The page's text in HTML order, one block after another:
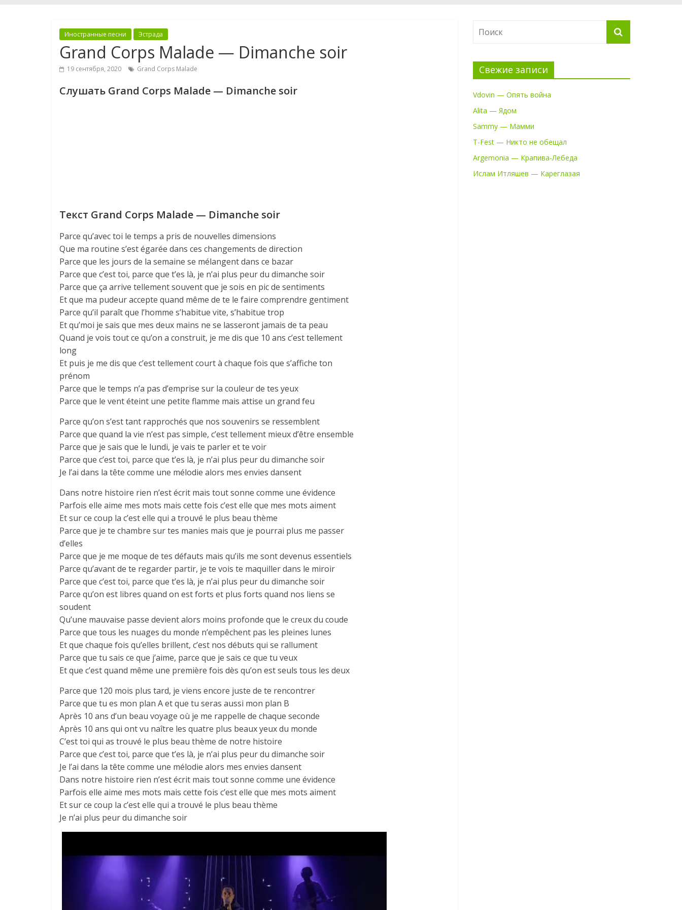
Иностранные песни Эстрада
Grand Corps Malade — Dimanche soir
19 сентября, 2020 Grand Corps Malade
Слушать Grand Corps Malade — Dimanche soir
Текст Grand Corps Malade — Dimanche soir
Parce qu’avec toi le temps a pris de nouvelles dimensions
Que ma routine s’est égarée dans ces changements de direction
Parce que les jours de la semaine se mélangent dans ce bazar
Parce que c’est toi, parce que t’es là, je n’ai plus peur du dimanche soir
Parce que ça arrive tellement souvent que je sois en pic de sentiments
Et que ma pudeur accepte quand même de te le faire comprendre gentiment
Parce qu’il paraît que l’homme s’habitue vite, s’habitue trop
Et qu’moi je sais que mes deux mains ne se lasseront jamais de ta peau
Quand je vois tout ce qu’on a construit, je me dis que 10 ans c’est tellement
long
Et puis je me dis que c’est tellement court à chaque fois que s’affiche ton
prénom
Parce que le temps n’a pas d’emprise sur la couleur de tes yeux
Parce que le vent éteint une petite flamme mais attise un grand feu
Parce qu’on s’est tant rapprochés que nos souvenirs se ressemblent
Parce que quand la vie n’est pas simple, c’est tellement mieux d’être ensemble
Parce que je sais que le lundi, je vais te parler et te voir
Parce que c’est toi, parce que t’es là, je n’ai plus peur du dimanche soir
Je l’ai dans la tête comme une mélodie alors mes envies dansent
Dans notre histoire rien n’est écrit mais tout sonne comme une évidence
Parfois elle aime mes mots mais cette fois c’est elle que mes mots aiment
Et sur ce coup la c’est elle qui a trouvé le plus beau thème
Parce que je te chambre sur tes manies mais que je pourrai plus me passer
d’elles
Parce que je me moque de tes défauts mais qu’ils me sont devenus essentiels
Parce qu’avant de te regarder partir, je te vois te maquiller dans le miroir
Parce que c’est toi, parce que t’es là, je n’ai plus peur du dimanche soir
Parce qu’on est libres quand on est forts et plus forts quand nos liens se
soudent
Qu’une mauvaise passe devient alors moins profonde que le creux du coude
Parce que tous les nuages du monde n’empêchent pas les pleines lunes
Et que chaque fois qu’elles brillent, c’est nos débuts qui se rallument
Parce que tu sais ce que j’aime, parce que je sais ce que tu veux
Et que c’est quand même une première fois dès qu’on est seuls tous les deux
Parce que 120 mois plus tard, je viens encore juste de te rencontrer
Parce que tu es mon plan A et que tu seras aussi mon plan B
Après 10 ans d’un beau voyage où je me rappelle de chaque seconde
Après 10 ans qui ont vu naître les quatre plus beaux yeux du monde
C’est toi qui as trouvé le plus beau thème de notre histoire
Parce que c’est toi, parce que t’es là, je n’ai plus peur du dimanche soir
Je l’ai dans la tête comme une mélodie alors mes envies dansent
Dans notre histoire rien n’est écrit mais tout sonne comme une évidence
Parfois elle aime mes mots mais cette fois c’est elle que mes mots aiment
Et sur ce coup la c’est elle qui a trouvé le plus beau thème
Je n’ai plus peur du dimanche soir
Свежие записи
Vdovin — Опять война
Alita — Ядом
Sammy — Мамми
T-Fest — Никто не обещал
Argemonia — Крапива-Лебеда
Ислам Итляшев — Кареглазая